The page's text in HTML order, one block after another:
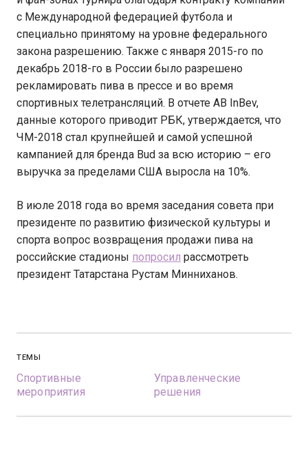
с Международной федерацией футбола и
специально принятому на уровне федерального
закона разрешению. Также с января 2015-го по
декабрь 2018-го в России было разрешено
рекламировать пива в прессе и во время
спортивных телетрансляций. В отчете AB InBev,
данные которого приводит РБК, утверждается, что
ЧМ-2018 стал крупнейшей и самой успешной
кампанией для бренда Bud за всю историю – его
выручка за пределами США выросла на 10%.
В июле 2018 года во время заседания совета при
президенте по развитию физической культуры и
спорта вопрос возвращения продажи пива на
российские стадионы попросил рассмотреть
президент Татарстана Рустам Минниханов.
ТЕМЫ
Спортивные
мероприятия
Управленческие
решения